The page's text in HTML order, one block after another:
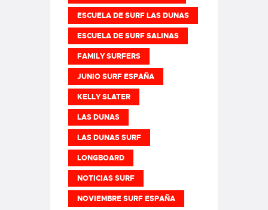
ESCUELA DE SURF LAS DUNAS
ESCUELA DE SURF SALINAS
FAMILY SURFERS
JUNIO SURF ESPAÑA
KELLY SLATER
LAS DUNAS
LAS DUNAS SURF
LONGBOARD
NOTICIAS SURF
NOVIEMBRE SURF ESPAÑA